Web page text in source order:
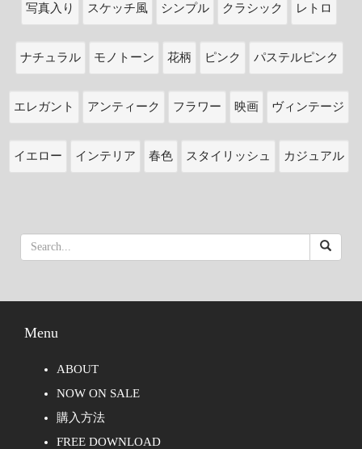
写真入り スケッチ風 シンプル クラシック レトロ
ナチュラル モノトーン 花柄 ピンク パステルピンク
エレガント アンティーク フラワー 映画 ヴィンテージ
イエロー インテリア 春色 スタイリッシュ カジュアル
Menu
ABOUT
NOW ON SALE
購入方法
FREE DOWNLOAD